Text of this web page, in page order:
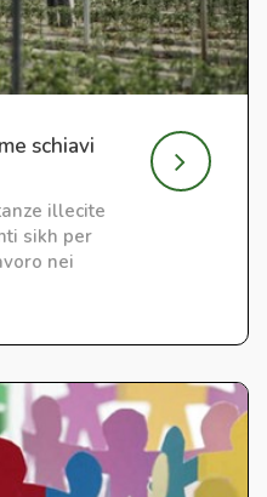
schiavi
illecite
sikh per
nei